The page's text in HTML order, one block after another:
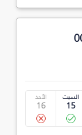
السبت
15
الأحد
16